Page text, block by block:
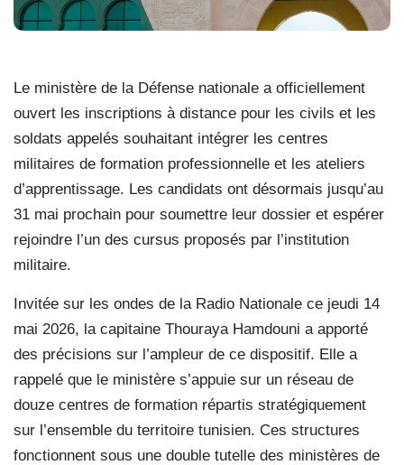
Le ministère de la Défense nationale a officiellement
ouvert les inscriptions à distance pour les civils et les
soldats appelés souhaitant intégrer les centres
militaires de formation professionnelle et les ateliers
d’apprentissage. Les candidats ont désormais jusqu’au
31 mai prochain pour soumettre leur dossier et espérer
rejoindre l’un des cursus proposés par l’institution
militaire.
Invitée sur les ondes de la Radio Nationale ce jeudi 14
mai 2026, la capitaine Thouraya Hamdouni a apporté
des précisions sur l’ampleur de ce dispositif. Elle a
rappelé que le ministère s’appuie sur un réseau de
douze centres de formation répartis stratégiquement
sur l’ensemble du territoire tunisien. Ces structures
fonctionnent sous une double tutelle des ministères de